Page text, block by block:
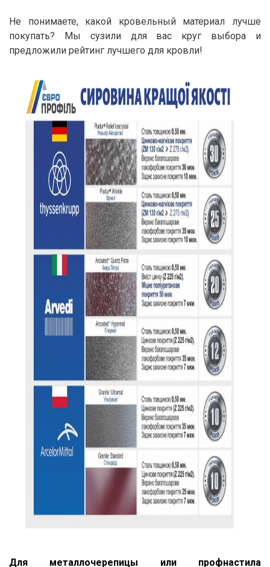
Не понимаете, какой кровельный материал лучше
покупать? Мы сузили для вас круг выбора и
предложили рейтинг лучшего для кровли!
Для металлочерепицы или профнастила